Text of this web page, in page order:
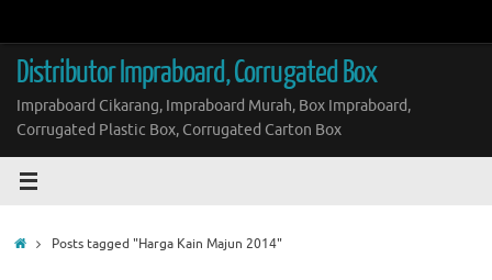
content
Distributor Impraboard, Corrugated Box
Impraboard Cikarang, Impraboard Murah, Box Impraboard,
Corrugated Plastic Box, Corrugated Carton Box
HomePosts tagged "Harga Kain Majun 2014"